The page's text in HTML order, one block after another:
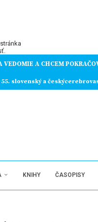
VEDOMIE A CHCEM
55. slovenský a
KNIHY ČASOPISY